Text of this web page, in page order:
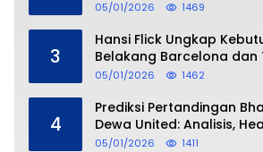
05/01/2026 1469
3
Hansi Flick Ungkap
Belakang Barcelona dan
Transfer Januari
05/01/2026 1462
4
Prediksi Pertandingan
Dewa United: Analisis,
Perkiraan Skor
05/01/2026 1411